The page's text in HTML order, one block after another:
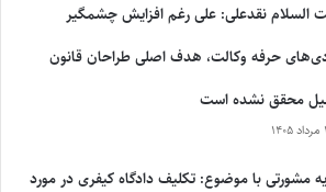
السلام نقدعلی: علی رغم افزایش چشمگیر
حرفه وکالت، هدف اصلی طراحان قانون
محقق نشده است
مشورتی با موضوع: تکلیف دادگاه کیفری در مورد